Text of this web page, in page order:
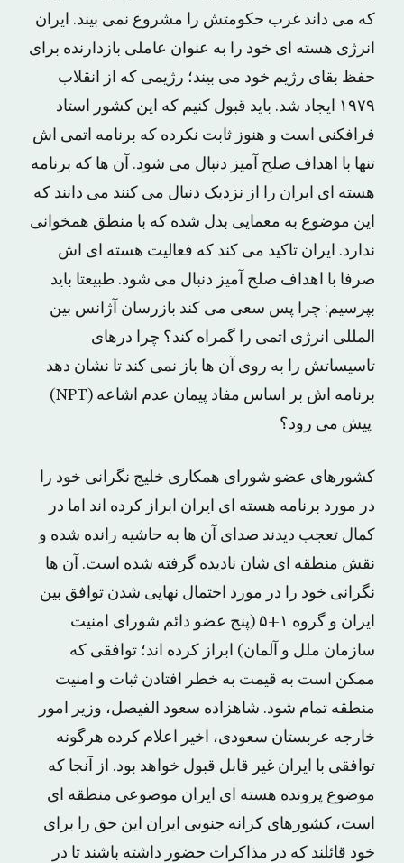
که می داند غرب حکومتش را مشروع نمی بیند. ایران
انرژی هسته ای خود را به عنوان عاملی بازدارنده برای
حفظ بقای رژیم خود می بیند؛ رژیمی که از انقلاب
۱۹۷۹ ایجاد شد. باید قبول کنیم که این کشور استاد
فرافکنی است و هنوز ثابت نکرده که برنامه اتمی اش
تنها با اهداف صلح آمیز دنبال می شود. آن ها که برنامه
هسته ای ایران را از نزدیک دنبال می کنند می دانند که
این موضوع به معمایی بدل شده که با منطق همخوانی
ندارد. ایران تاکید می کند که فعالیت هسته ای اش
صرفا با اهداف صلح آمیز دنبال می شود. طبیعتا باید
بپرسیم: چرا پس سعی می کند بازرسان آژانس بین
المللی انرژی اتمی را گمراه کند؟ چرا درهای
تاسیساتش را به روی آن ها باز نمی کند تا نشان دهد
برنامه اش بر اساس مفاد پیمان عدم اشاعه (NPT)
پیش می رود؟
کشورهای عضو شورای همکاری خلیج نگرانی خود را
در مورد برنامه هسته ای ایران ابراز کرده اند اما در
کمال تعجب دیدند صدای آن ها به حاشیه رانده شده و
نقش منطقه ای شان نادیده گرفته شده است. آن ها
نگرانی خود را در مورد احتمال نهایی شدن توافق بین
ایران و گروه ۱+۵ (پنج عضو دائم شورای امنیت
سازمان ملل و آلمان) ابراز کرده اند؛ توافقی که
ممکن است به قیمت به خطر افتادن ثبات و امنیت
منطقه تمام شود. شاهزاده سعود الفیصل، وزیر امور
خارجه عربستان سعودی، اخیر اعلام کرده هرگونه
توافقی با ایران غیر قابل قبول خواهد بود. از آنجا که
موضوع پرونده هسته ای ایران موضوعی منطقه ای
است، کشورهای کرانه جنوبی ایران این حق را برای
خود قائلند که در مذاکرات حضور داشته باشند تا در